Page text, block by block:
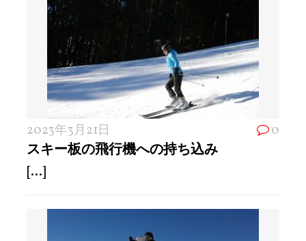
2023年3月21日 0
スキー板の飛行機への持ち込み
[...]